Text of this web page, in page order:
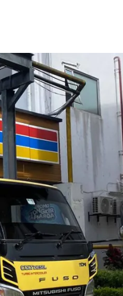
yang Anda miliki. Sering
WC mampet, pipa
penting.
layananjasa SedotWC